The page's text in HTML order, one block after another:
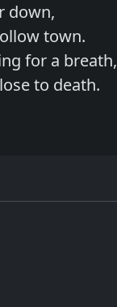
down,
town.
for a breath,
to death.